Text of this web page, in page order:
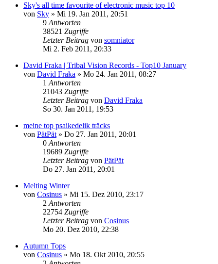
Sky's all time favourite of electronic music top 10
von Sky » Mi 19. Jan 2011, 20:51
9 Antworten
38521 Zugriffe
Letzter Beitrag von somniator
Mi 2. Feb 2011, 20:33
David Fraka | Tribal Vision Records - Top10 January
von David Fraka » Mo 24. Jan 2011, 08:27
1 Antworten
21043 Zugriffe
Letzter Beitrag von David Fraka
So 30. Jan 2011, 19:53
meine top psaikedelik träcks
von PätPät » Do 27. Jan 2011, 20:01
0 Antworten
19689 Zugriffe
Letzter Beitrag von PätPät
Do 27. Jan 2011, 20:01
Melting Winter
von Cosinus » Mi 15. Dez 2010, 23:17
2 Antworten
22754 Zugriffe
Letzter Beitrag von Cosinus
Mo 20. Dez 2010, 22:38
Autumn Tops
von Cosinus » Mo 18. Okt 2010, 20:55